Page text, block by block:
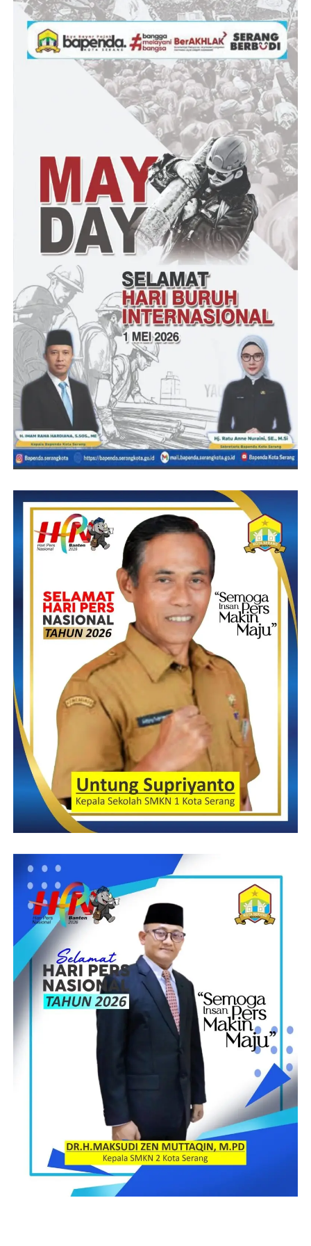
terlalu tinggi. Idealnya, saluran U-DITCH seharusnya
dipasang lebih rendah atau setidaknya sejajar dengan
permukaan jalan agar berfungsi optimal untuk drainase.
Kondisi saat ini yang memperlihatkan ketinggian U-
DITCH mencapai 20-30 cm di atas permukaan jalan
justru dapat menimbulkan masalah aliran air, terutama
Kurangnya Kedalaman Galian: Jika galian untuk
U-DITCH tidak cukup dalam, maka pemasangan
box akan terlihat lebih tinggi dari jalan. Ini
membuat air sulit masuk ke saluran, berpotensi
mengakibatkan genangan di sekitar area yang
seharusnya dialiri. Untuk fungsi drainase yang
efektif, box U-DITCH perlu berada di bawah
permukaan jalan sehingga gravitasi bisa
membantu aliran air masuk ke saluran.
Fungsi Saluran Tidak Sesuai Desain Awal: Box
U-DITCH yang dipasang lebih tinggi dari
permukaan jalan lebih cocok untuk fungsi
trotoar, bukan saluran drainase. Jika proyek ini
bertujuan memperbaiki drainase, maka
pemasangan yang lebih tinggi tidak sesuai
dengan fungsi yang diinginkan dan bisa menjadi
penghambat aliran air.
Risiko Akses Tertutup untuk Pejalan Kaki dan
Kendaraan Kecil: Ketinggian box U-DITCH
kendaraan kecil atau pejalan kaki yang ingin
menyeberangi area tersebut, terutama untuk
pelanggan warung di sekitar proyek. Dengan
akses yang terhambat, usaha kecil seperti warung
menjadi terisolasi dan mengurangi minat
Solusi yang Diharapkan: Agar masalah ini terselesaikan,
pihak pelaksana diharapkan meninjau kembali desain
dan kedalaman galian untuk pemasangan U-DITCH di
jalan ini. Jika memungkinkan, galian perlu diperbaiki
sehingga saluran berada pada ketinggian yang tepat
untuk memaksimalkan fungsi drainase dan aksesibilitas.
Dengan memastikan bahwa box U-DITCH berada di
bawah atau sejajar dengan jalan, air akan lebih mudah
mengalir masuk ke saluran, dan akses untuk masyarakat
sekitar tidak terganggu.Dengan adanya penyesuaian ini,
proyek rekonstruksi jalan dapat berjalan lebih optimal,
tidak hanya meningkatkan infrastruktur tetapi juga
meminimalisir dampak negatif pada usaha kecil dan
Pemerintah Kota Cilegon untuk memperbaiki
infrastruktur kota, dengan harapan dapat selesai tepat
waktu dan memberikan manfaat yang merata. Namun,
pemerintah dan pelaksana proyek diimbau untuk lebih
peka terhadap dampak sosial-ekonomi yang dialami
warga, khususnya para pedagang kecil yang bergantung
pada aksesibilitas jalan tersebut untuk mata pencaharian
mereka.Saat dikonfirmasi awak media Kadis Dinas
Pekerjaan Umum dan Penataan Ruang (DPUPR) Kota
Cilegon belum memberikan tanggapan Red
11